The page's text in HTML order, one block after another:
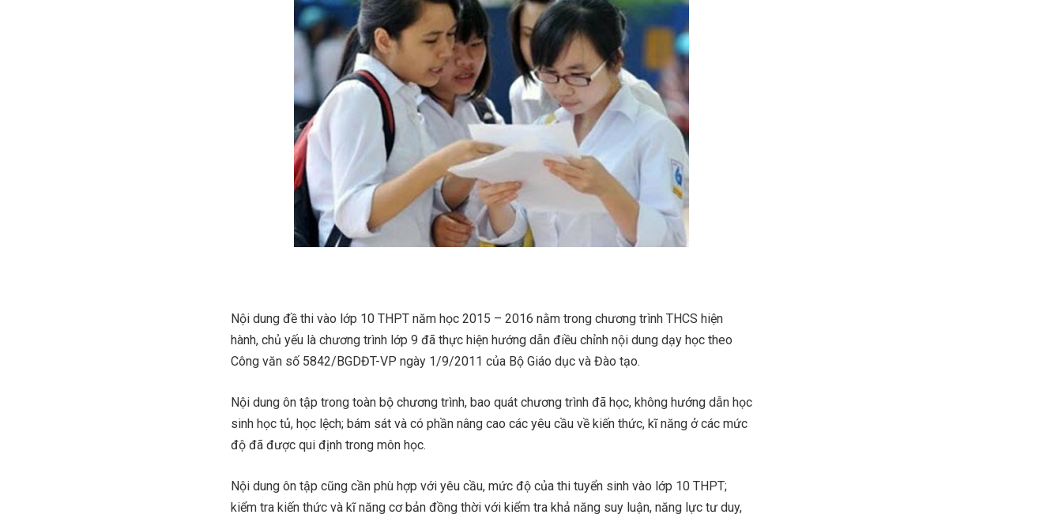
Nội dung đề thi vào lớp 10 THPT năm học 2015 – 2016 nằm trong chương trình THCS hiện
hành, chủ yếu là chương trình lớp 9 đã thực hiện hướng dẫn điều chỉnh nội dung dạy học theo
Công văn số 5842/BGDĐT-VP ngày 1/9/2011 của Bộ Giáo dục và Đào tạo.
Nội dung ôn tập trong toàn bộ chương trình, bao quát chương trình đã học, không hướng dẫn học
sinh học tủ, học lệch; bám sát và có phần nâng cao các yêu cầu về kiến thức, kĩ năng ở các mức
độ đã được qui định trong môn học.
Nội dung ôn tập cũng cần phù hợp với yêu cầu, mức độ của thi tuyển sinh vào lớp 10 THPT;
kiểm tra kiến thức và kĩ năng cơ bản đồng thời với kiểm tra khả năng suy luận, năng lực tư duy,